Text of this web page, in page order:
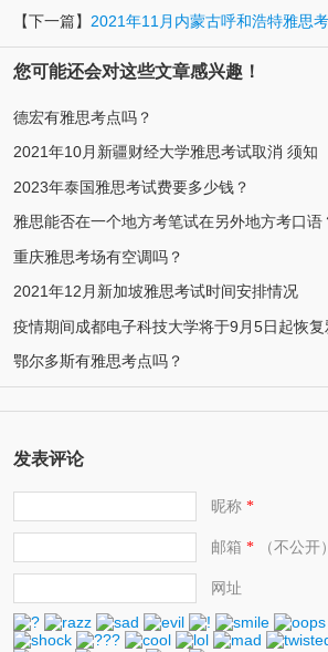
【下一篇】 2021年11月内蒙古呼和浩特雅思
您可能还会对这些文章感兴趣！
德宏有雅思考点吗？
2021年10月新疆财经大学雅思考试取消 须知
2023年泰国雅思考试费要多少钱？
雅思能否在一个地方考笔试在另外地方考口语
重庆雅思考场有空调吗？
2021年12月新加坡雅思考试时间安排情况
疫情期间成都电子科技大学将于9月5日起恢复
鄂尔多斯有雅思考点吗？
发表评论
昵称*
邮箱 *（不公开）
网址